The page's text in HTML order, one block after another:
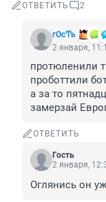
ОТВЕТИТЬ 2
гОсͲь
2 января,
протюленили
проботтили
а за то
замерзай
ОТВЕТИТЬ
Гость
2 января,
Оглянись он